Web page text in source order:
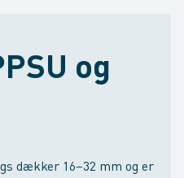
og
dækker 16–32 mm og er